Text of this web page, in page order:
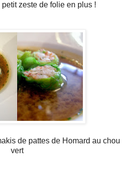
petit zeste de folie en plus !
de pattes de Homard au chou
vert